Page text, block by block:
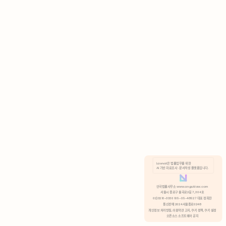
분석 쿠키 허용
Lawvot은 법률업무를 위한
AI 기반 자료조사 · 문서작성 플랫폼입니다.
안국법률사무소 www.anguklaw.com
서울시 종로구 율곡로2길 7, 304호
02)3210-3330 105-05-48527 대표 정희찬
통신판매 2024서울종로0248
개인정보 처리방침, 이용약관 고지, 쿠키 정책, 쿠키 설정
오픈소스 소프트웨어 공지